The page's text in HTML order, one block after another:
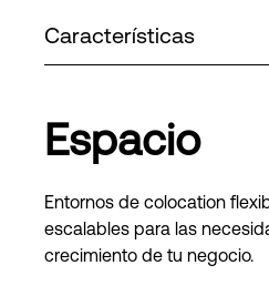
Características
Espacio
Entornos de colocation
escalables para las
crecimiento de tu negocio.